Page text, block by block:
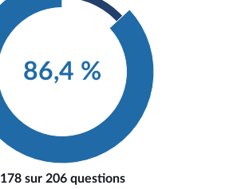
86,4 %
178 sur 206 questions